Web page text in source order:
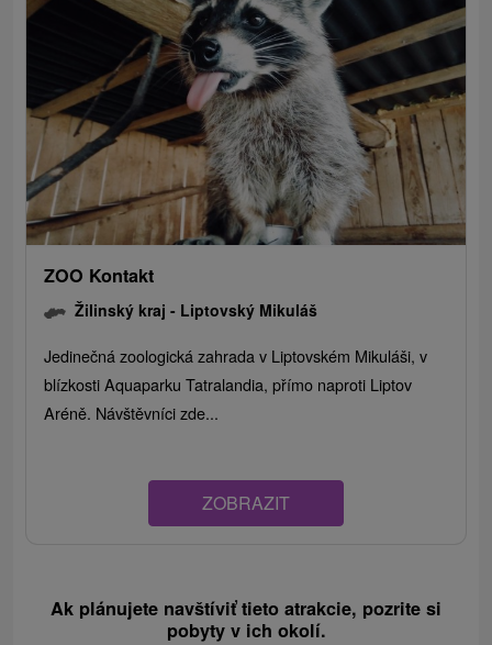
ZOO Kontakt
Žilinský kraj - Liptovský Mikuláš
Jedinečná zoologická zahrada v Liptovském Mikuláši, v
blízkosti Aquaparku Tatralandia, přímo naproti Liptov
Aréně. Návštěvníci zde...
ZOBRAZIT
Ak plánujete navštíviť tieto atrakcie, pozrite si
pobyty v ich okolí.